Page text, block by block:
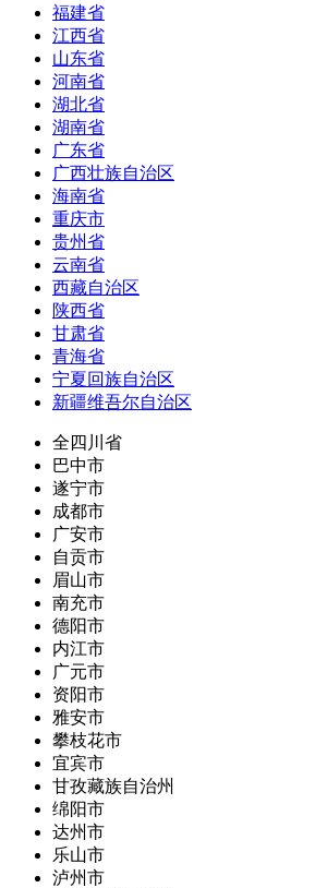
福建省
江西省
山东省
河南省
湖北省
湖南省
广东省
广西壮族自治区
海南省
重庆市
贵州省
云南省
西藏自治区
陕西省
甘肃省
青海省
宁夏回族自治区
新疆维吾尔自治区
全四川省
巴中市
遂宁市
成都市
广安市
自贡市
眉山市
南充市
德阳市
内江市
广元市
资阳市
雅安市
攀枝花市
宜宾市
甘孜藏族自治州
绵阳市
达州市
乐山市
泸州市